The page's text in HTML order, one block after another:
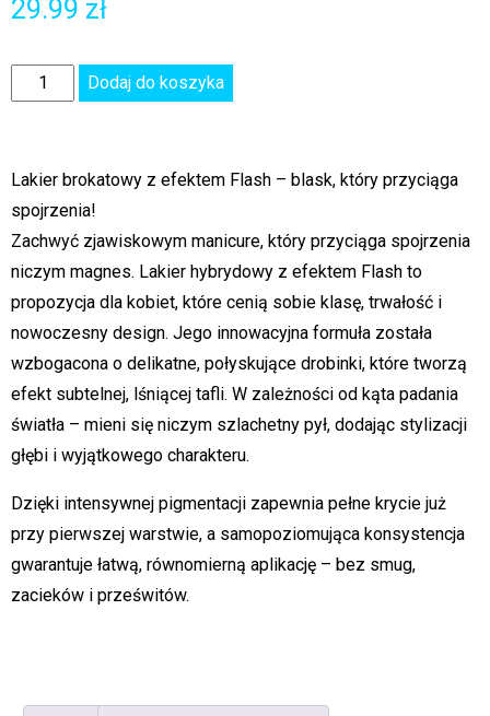
29.99 zł
Dodaj do koszyka
Lakier brokatowy z efektem Flash – blask, który przyciąga
spojrzenia!
Zachwyć zjawiskowym manicure, który przyciąga spojrzenia
niczym magnes. Lakier hybrydowy z efektem Flash to
propozycja dla kobiet, które cenią sobie klasę, trwałość i
nowoczesny design. Jego innowacyjna formuła została
wzbogacona o delikatne, połyskujące drobinki, które tworzą
efekt subtelnej, lśniącej tafli. W zależności od kąta padania
światła – mieni się niczym szlachetny pył, dodając stylizacji
głębi i wyjątkowego charakteru.
Dzięki intensywnej pigmentacji zapewnia pełne krycie już
przy pierwszej warstwie, a samopoziomująca konsystencja
gwarantuje łatwą, równomierną aplikację – bez smug,
zacieków i prześwitów.